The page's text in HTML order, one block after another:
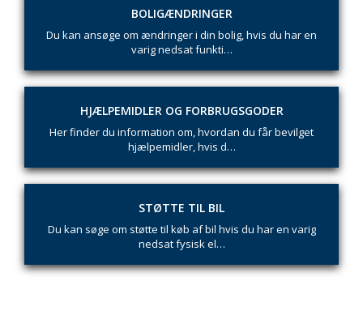
BOLIGÆNDRINGER
Du kan ansøge om ændringer i din bolig, hvis du har en
varig nedsat funkti…
HJÆLPEMIDLER OG FORBRUGSGODER
Her finder du information om, hvordan du får bevilget
hjælpemidler, hvis d…
STØTTE TIL BIL
Du kan søge om støtte til køb af bil hvis du har en varig
nedsat fysisk el…